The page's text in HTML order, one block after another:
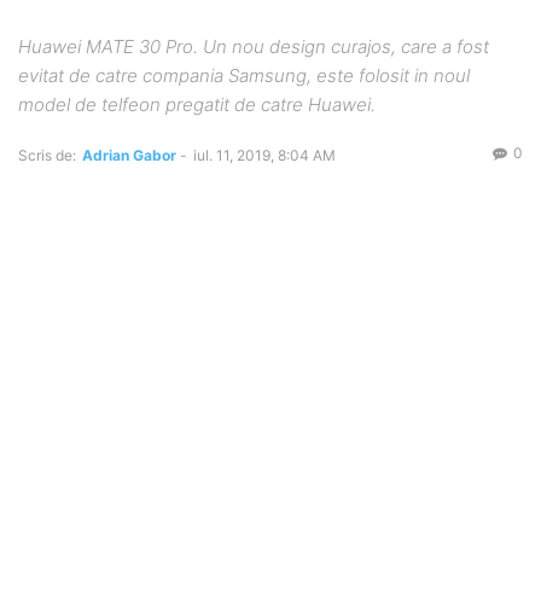
Huawei MATE 30 Pro. Un nou design curajos, care a fost
evitat de catre compania Samsung, este folosit in noul
model de telfeon pregatit de catre Huawei.
Scris de: Adrian Gabor - iul. 11, 2019, 8:04 AM 0